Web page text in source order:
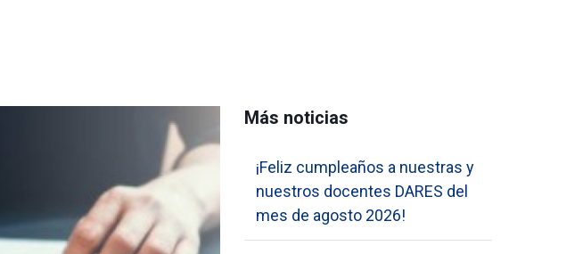
Más noticias
¡Feliz cumpleaños a nuestras y
nuestros docentes DARES del
mes de agosto 2026!